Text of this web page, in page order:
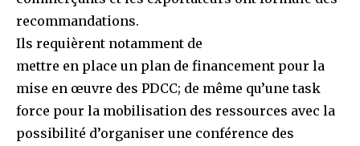
recommandations.
Ils requièrent notamment de
mettre en place un plan de financement pour la
mise en œuvre des PDCC; de même qu’une task
force pour la mobilisation des ressources avec la
possibilité d’organiser une conférence des